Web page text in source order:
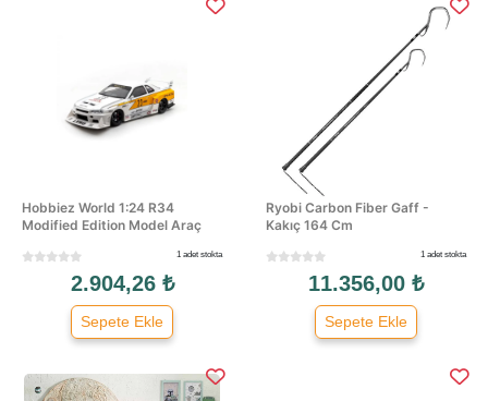
Hobbiez World 1:24 R34
Modified Edition Model Araç
1 adet stokta
2.904,26 ₺
Sepete Ekle
Ryobi Carbon Fiber Gaff -
Kakıç 164 Cm
1 adet stokta
11.356,00 ₺
Sepete Ekle